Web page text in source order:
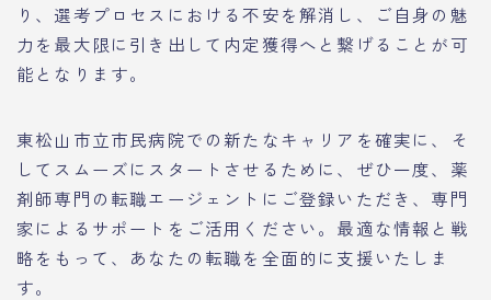
り、選考プロセスにおける不安を解消し、ご自身の魅
力を最大限に引き出して内定獲得へと繋げることが可
能となります。
東松山市立市民病院での新たなキャリアを確実に、そ
してスムーズにスタートさせるために、ぜひ一度、薬
剤師専門の転職エージェントにご登録いただき、専門
家によるサポートをご活用ください。最適な情報と戦
略をもって、あなたの転職を全面的に支援いたしま
す。